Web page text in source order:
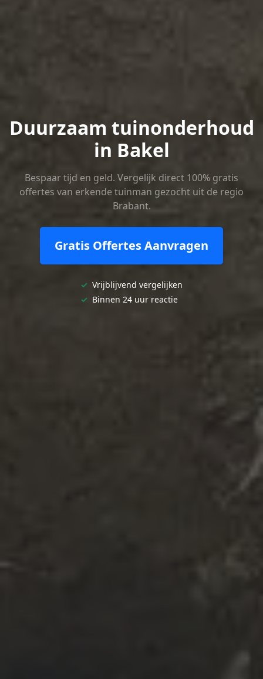
Duurzaam tuinonderhoud
in Bakel
Bespaar tijd en geld. Vergelijk direct 100% gratis
offertes van erkende tuinman gezocht uit de regio
Brabant.
Gratis Offertes Aanvragen
✓ Vrijblijvend vergelijken
✓ Binnen 24 uur reactie